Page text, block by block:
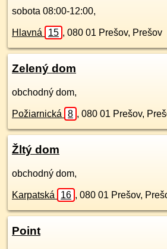
sobota 08:00-12:00,
Hlavná 15 , 080 01 Prešov, Prešov
Zelený dom
obchodný dom,
Požiarnická 8 , 080 01 Prešov,
Žltý dom
obchodný dom,
Karpatská 16 , 080 01 Prešov,
Point